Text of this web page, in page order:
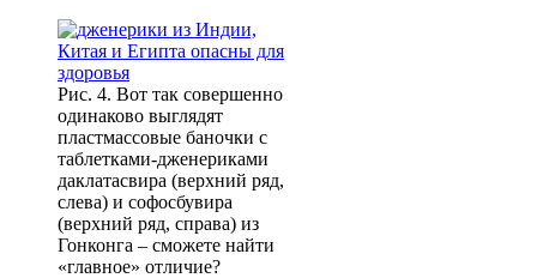
Рис. 4. Вот так совершенно
одинаково выглядят
пластмассовые баночки с
таблетками-дженериками
даклатасвира (верхний ряд,
слева) и софосбувира
(верхний ряд, справа) из
Гонконга – сможете найти
«главное» отличие?